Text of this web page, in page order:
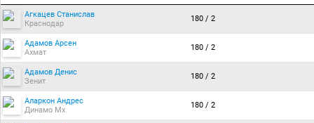
Агкацев Станислав
Краснодар
180 / 2
Адамов Арсен
Ахмат
180 / 2
Адамов Денис
Зенит
180 / 2
Аларкон Андрес
Динамо Мх
180 / 2